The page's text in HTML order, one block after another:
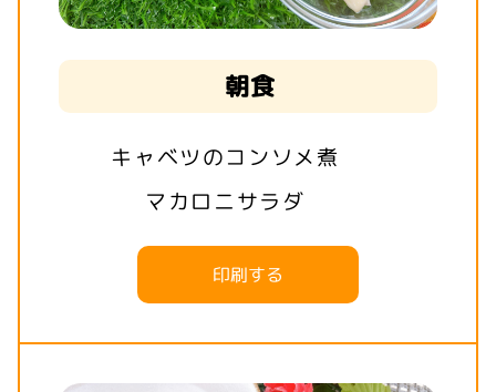
朝食
キャベツのコンソメ煮
マカロニサラダ
印刷する